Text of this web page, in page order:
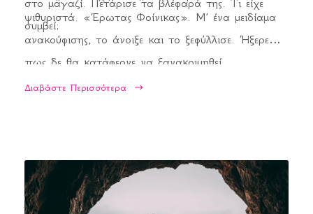
συμβεί;
ψιθυριστά. «Έρωτας Φοίνικας». Μ’ ένα μειδίαμα
ανακούφισης, το άνοιξε και το ξεφύλλισε. Ήξερε
πως δε θα κατάφερνε να ξανακοιμηθεί.
Διαβάστε Περισσότερα